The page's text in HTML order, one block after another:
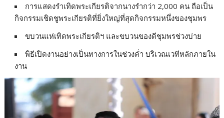
การแสดงรำเทิดพระเกียรติจากนางรำกว่า 2,000 คน ถือเป็น
กิจกรรมเชิดชูพระเกียรติที่ยิ่งใหญ่ที่สุดกิจกรรมหนึ่งของชุมพร
ขบวนแห่เทิดพระเกียรติฯ และขบวนของดีชุมพรช่วงบ่าย
พิธีเปิดงานอย่างเป็นทางการในช่วงค่ำ บริเวณเวทีหลักภายใน
งาน